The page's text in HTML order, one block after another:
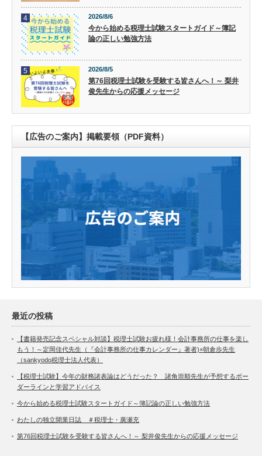
4 2026/8/6
今から始める税理士試験スタートガイド～簿記
論の正しい勉強方法
5 2026/8/5
第76回税理士試験を受験する皆さんへ！～ 梨井
俊先生からの応援メッセージ
【広告のご案内】掲載要領（PDF資料）
最近の投稿
【書籍発売記念スペシャル対談】税理士試験お疲れ様！会計事務所の仕事を楽し
もう！～定岡佳代先生（『会計事務所の仕事カレンダー』著者)×朝倉歩先生
（sankyodo税理士法人代表）
【税理士試験】今年の財務諸表論はどうだった？ 諸角崇順先生が予想するボー
ダーラインと学習アドバイス
今から始める税理士試験スタートガイド～簿記論の正しい勉強方法
わたしの独立開業日誌 ＃税理士・廣瀬充
第76回税理士試験を受験する皆さんへ！～ 梨井俊先生からの応援メッセージ